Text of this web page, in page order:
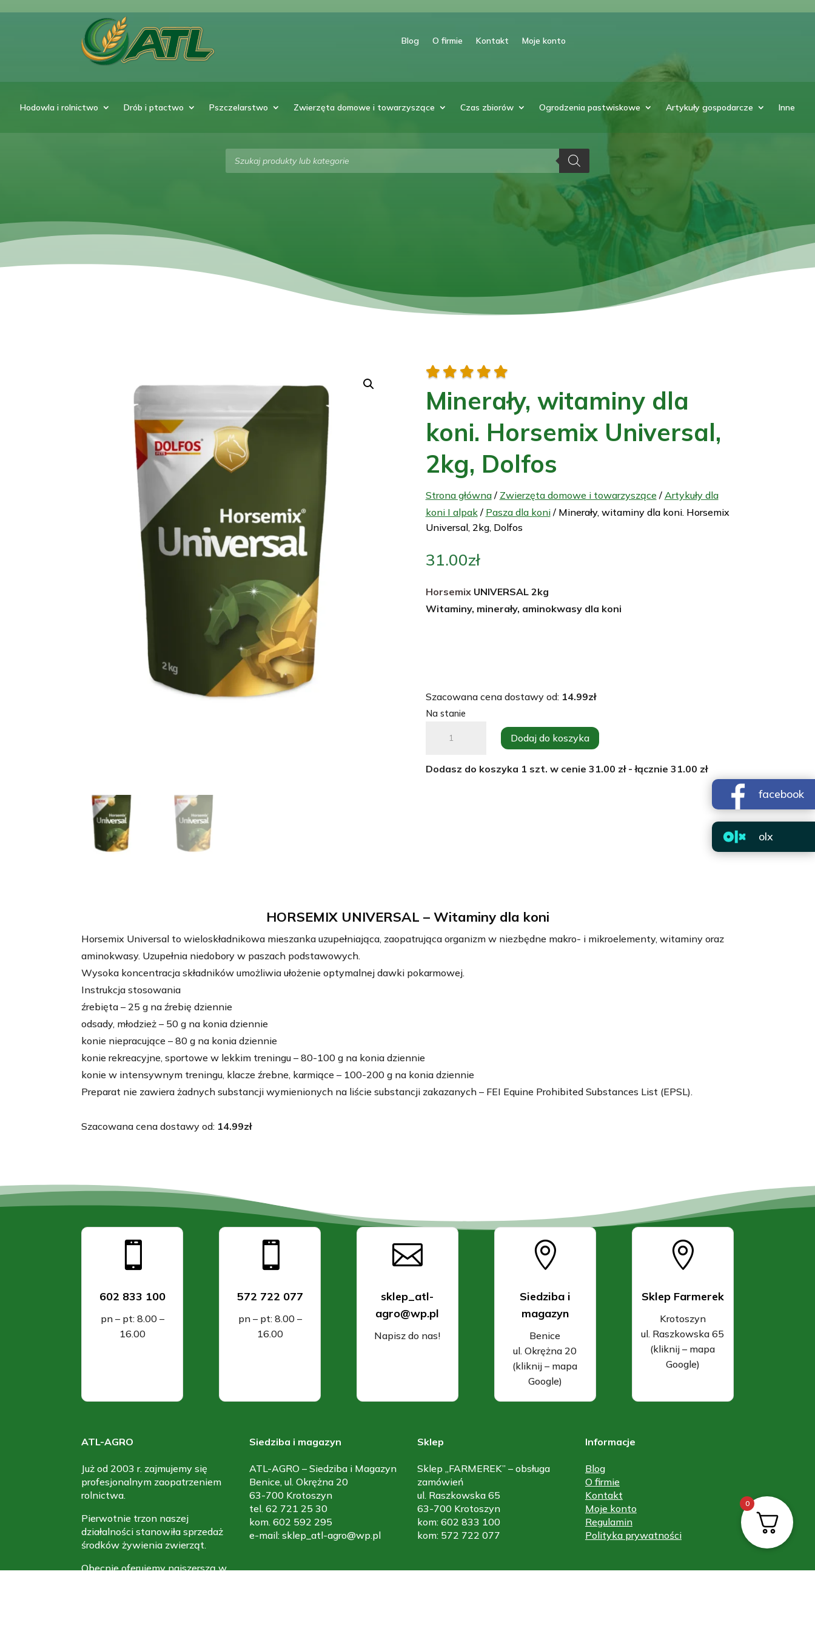
Blog O firmie Kontakt Moje konto
Hodowla i rolnictwo Drób i ptactwo Pszczelarstwo Zwierzęta domowe i towarzyszące Czas zbiorów Ogrodzenia pastwiskowe Artykuły gospodarcze Inne
Wyszukiwarka
produktów
    
Minerały, witaminy dla
koni. Horsemix Universal,
2kg, Dolfos
Strona główna/ Zwierzęta domowe i towarzyszące/ Artykuły dla
koni I alpak/ Pasza dla koni/ Minerały, witaminy dla koni. Horsemix
Universal, 2kg, Dolfos
31.00zł
Horsemix UNIVERSAL 2kg
Witaminy, minerały, aminokwasy dla koni
Szacowana cena dostawy od: 14.99zł
Na stanie
Dodaj do koszyka
Dodasz do koszyka 1 szt. w cenie 31.00 zł - łącznie 31.00 zł
HORSEMIX UNIVERSAL – Witaminy dla koni
Horsemix Universal to wieloskładnikowa mieszanka uzupełniająca, zaopatrująca organizm w niezbędne makro- i mikroelementy, witaminy oraz
aminokwasy. Uzupełnia niedobory w paszach podstawowych.
Wysoka koncentracja składników umożliwia ułożenie optymalnej dawki pokarmowej.
Instrukcja stosowania
źrebięta – 25 g na źrebię dziennie
odsady, młodzież – 50 g na konia dziennie
konie niepracujące – 80 g na konia dziennie
konie rekreacyjne, sportowe w lekkim treningu – 80-100 g na konia dziennie
konie w intensywnym treningu, klacze źrebne, karmiące – 100-200 g na konia dziennie
Preparat nie zawiera żadnych substancji wymienionych na liście substancji zakazanych – FEI Equine Prohibited Substances List (EPSL).
Szacowana cena dostawy od: 14.99zł

602 833 100
pn – pt: 8.00 –
16.00

572 722 077
pn – pt: 8.00 –
16.00

sklep_atl-
agro@wp.pl
Napisz do nas!

Siedziba i
magazyn
Benice
ul. Okrężna 20
(kliknij – mapa
Google)

Sklep Farmerek
Krotoszyn
ul. Raszkowska 65
(kliknij – mapa
Google)
ATL-AGRO
Już od 2003 r. zajmujemy się
profesjonalnym zaopatrzeniem
rolnictwa.
Pierwotnie trzon naszej
działalności stanowiła sprzedaż
środków żywienia zwierząt.
Obecnie oferujemy najszerszą w
Siedziba i magazyn
ATL-AGRO – Siedziba i Magazyn
Benice, ul. Okrężna 20
63-700 Krotoszyn
tel. 62 721 25 30
kom. 602 592 295
e-mail: sklep_atl-agro@wp.pl
Sklep
Sklep „FARMEREK” – obsługa
zamówień
ul. Raszkowska 65
63-700 Krotoszyn
kom: 602 833 100
kom: 572 722 077
Informacje
Blog
O firmie
Kontakt
Moje konto
Regulamin
Polityka prywatności
facebook
olx
0